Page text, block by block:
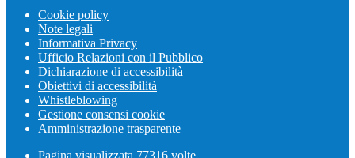
Cookie policy
Note legali
Informativa Privacy
Ufficio Relazioni con il Pubblico
Dichiarazione di accessibilità
Obiettivi di accessibilità
Whistleblowing
Gestione consensi cookie
Amministrazione trasparente